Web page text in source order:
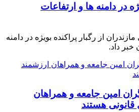
در دامنه ها و ارتفاعات
از رگبار پراکنده بویژه در دامنه
خبر داد.
امین جامعه و همراهان
هستند